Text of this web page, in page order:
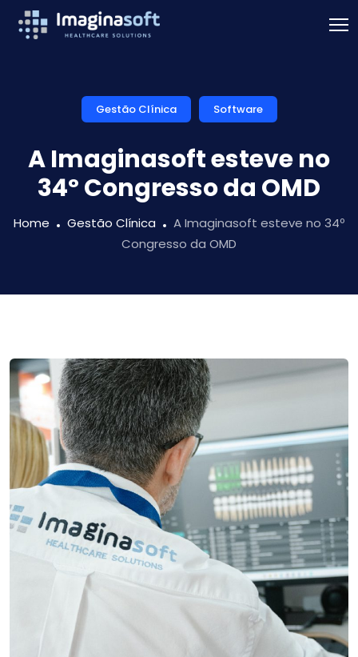
Gestão Clínica Software
A Imaginasoft esteve no
34º Congresso da OMD
Home Gestão Clínica
A Imaginasoft esteve no 34º
Congresso da OMD